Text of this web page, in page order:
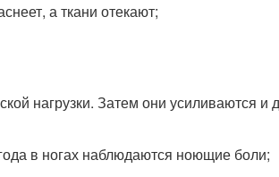
а ткани отекают;
нагрузки. Затем они усиливаются и
в ногах наблюдаются ноющие боли;